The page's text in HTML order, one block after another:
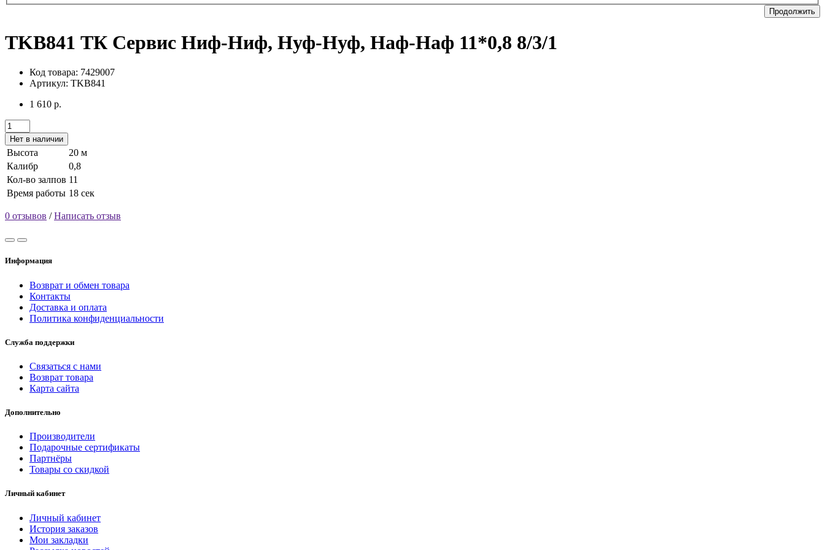
Продолжить
TKB841 ТК Сервис Ниф-Ниф, Нуф-Нуф, Наф-Наф 11*0,8 8/3/1
Код товара: 7429007
Артикул: TKB841
1 610 р.
Нет в наличии
Высота
20 м
Калибр
0,8
Кол-во залпов 11
Время работы 18 сек
0 отзывов /Написать отзыв
Информация
Возврат и обмен товара
Контакты
Доставка и оплата
Политика конфиденциальности
Служба поддержки
Связаться с нами
Возврат товара
Карта сайта
Дополнительно
Производители
Подарочные сертификаты
Партнёры
Товары со скидкой
Личный кабинет
Личный кабинет
История заказов
Мои закладки